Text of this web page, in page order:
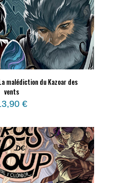
malédiction du Kazoar des
vents
€